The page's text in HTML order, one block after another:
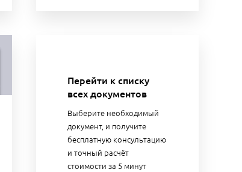
Перейти к списку
всех документов
Выберите необходимый
документ, и получите
бесплатную консультацию
и точный расчёт
стоимости за 5 минут